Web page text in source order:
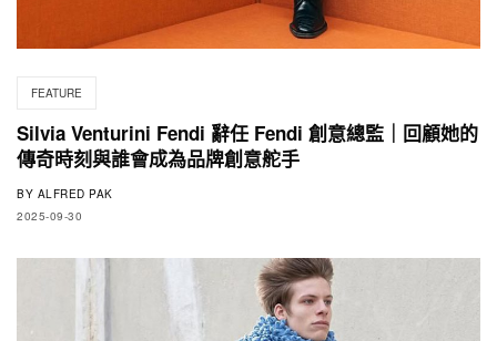
FEATURE
Silvia Venturini Fendi 辭任 Fendi 創意總監｜回顧她的
傳奇時刻與誰會成為品牌創意舵手
BY ALFRED PAK
2025-09-30